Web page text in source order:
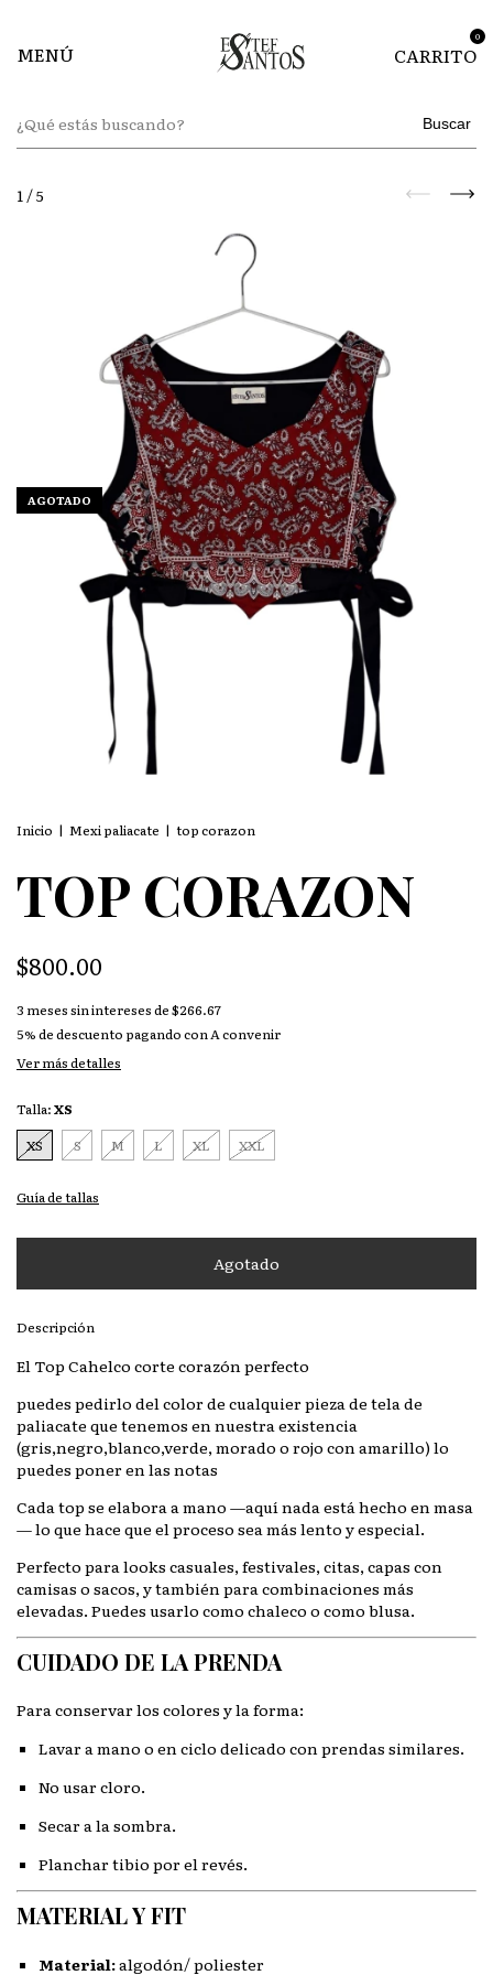
MENÚ CARRITO
0
Buscar
1/5
AGOTADO
Inicio | Mexi paliacate | top corazon
TOP CORAZON
$800.00
3 meses sin intereses de$266.67
5% de descuento pagando con A convenir
Ver más detalles
Talla:XS
XS
S M L XL XXL
Guía de tallas
Descripción
El Top Cahelco corte corazón perfecto
puedes pedirlo del color de cualquier pieza de tela de
paliacate que tenemos en nuestra existencia
(gris,negro,blanco,verde, morado o rojo con amarillo) lo
puedes poner en las notas
Cada top se elabora a mano —aquí nada está hecho en masa
— lo que hace que el proceso sea más lento y especial.
Perfecto para looks casuales, festivales, citas, capas con
camisas o sacos, y también para combinaciones más
elevadas. Puedes usarlo como chaleco o como blusa.
CUIDADO DE LA PRENDA
Para conservar los colores y la forma:
Lavar a mano o en ciclo delicado con prendas similares.
No usar cloro.
Secar a la sombra.
Planchar tibio por el revés.
MATERIAL Y FIT
Material:algodón/ poliester